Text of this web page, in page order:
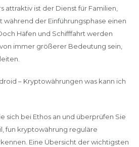
attraktiv ist der Dienst für Familien,
der Einführungsphase einen
Häfen und Schifffahrt werden
immer größerer Bedeutung sein,
– Kryptowährungen was kann ich
sich bei Ethos an und überprüfen Sie
fun kryptowährung reguläre
Eine Übersicht der wichtigsten